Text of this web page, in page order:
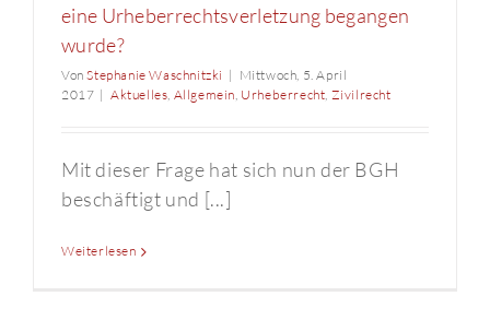
eine Urheberrechtsverletzung begangen
wurde?
VonStephanie Waschnitzki | Mittwoch, 5. April
2017 | Aktuelles, Allgemein, Urheberrecht, Zivilrecht
Mit dieser Frage hat sich nun der BGH
beschäftigt und [...]
Weiterlesen